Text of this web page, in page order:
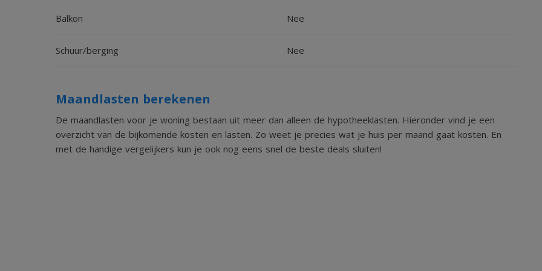
De badkamer is geheel betegeld en voorzien van ligbad en wastafel.
toilet (2 m 2)
Parkeerkelder en berging
berging (7 m2)
Balkon Nee
Schuur/berging Nee
Maandlasten berekenen
De maandlasten voor je woning bestaan uit meer dan alleen de hypotheeklasten. Hieronder vind je een
overzicht van de bijkomende kosten en lasten. Zo weet je precies wat je huis per maand gaat kosten. En
met de handige vergelijkers kun je ook nog eens snel de beste deals sluiten!